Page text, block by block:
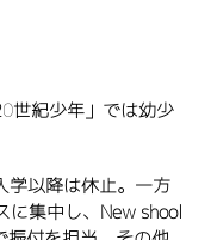
世紀少年」では幼少
以降は休止。一方
に集中し、New shool